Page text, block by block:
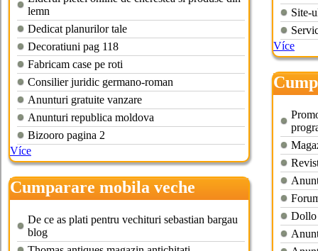
lemn
Dedicat planurilor tale
Decoratiuni pag 118
Fabricam case pe roti
Consilier juridic germano-roman
Anunturi gratuite vanzare
Anunturi republica moldova
Bizooro pagina 2
Více
Cumparare mobila veche
bucuresti
De ce as plati pentru vechituri sebastian bargau
blog
Site-
Více
Dollo